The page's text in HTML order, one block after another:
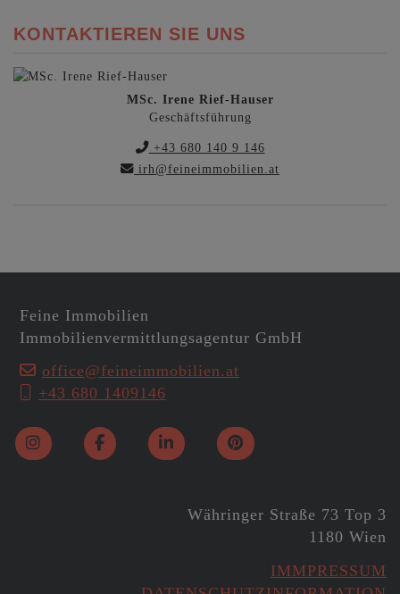
KONTAKTIEREN SIE UNS
MSc. Irene Rief-Hauser
Geschäftsführung
+43 680 140 9 146
irh@feineimmobilien.at
Feine Immobilien
Immobilienvermittlungsagentur GmbH
office@feineimmobilien.at
+43 680 1409146
Währinger Straße 73 Top 3
1180 Wien
IMMPRESSUM